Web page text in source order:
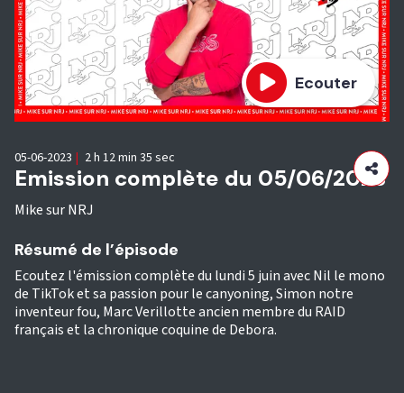
Ecouter
Emission complète du 05/06/2023
Mike sur NRJ
05-06-2023 | 2 h 12 min 35 sec
Résumé de l’épisode
Ecoutez l'émission complète du lundi 5 juin avec Nil le mono
de TikTok et sa passion pour le canyoning, Simon notre
inventeur fou, Marc Verillotte ancien membre du RAID
français et la chronique coquine de Debora.